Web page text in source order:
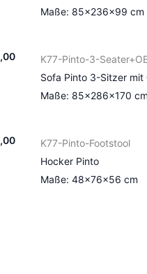
Maße: 85×236×99 cm
,00
K77-Pinto-3-
Sofa Pinto 3-Sitzer mit
Maße: 85×286×170 cm
,00
K77-Pinto-Footstool
Hocker Pinto
Maße: 48×76×56 cm